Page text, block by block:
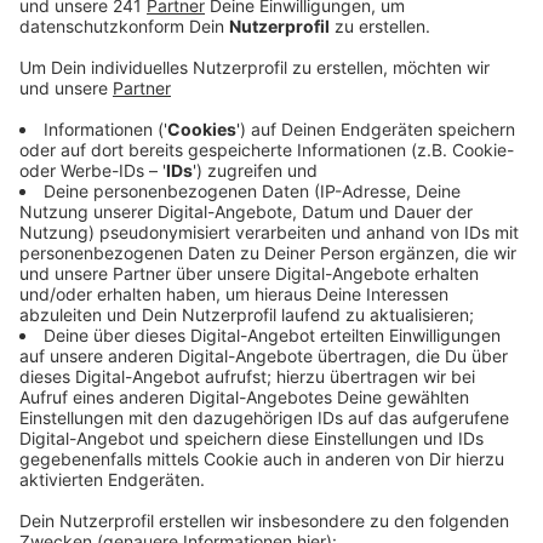
Minderheit.
Veröffentlicht:Mittwoch, 17.07.2019 06:43
Anzeige
Bei Bayer werden aktuell rund ein Drittel aller
Führungsstellen von Frauen besetzt. Zwar konnte der
Konzern in den letzten Jahren einen deutlichen
Zuwachs verzeichnen, im Vergleich zu den anderen
großen Arbeitgebern in Leverkusen fällt die
Frauenquote hier aber noch am geringsten aus.
Das Klinikum zum Beispiel hat bereits rund jede Dritte
Führungsstelle mit Frauen besetzt. Die Leverkusener
Stadtverwaltung sogar fast jede zweite. Mit über 46
Prozent nähert sie sich einer gleichen Verteilung von